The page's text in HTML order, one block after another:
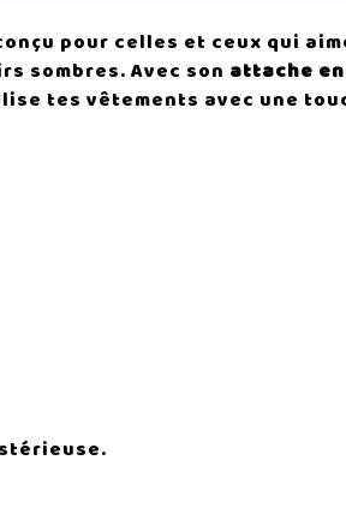
pour celles et ceux qui
sombres. Avec son attache
tes vêtements avec une